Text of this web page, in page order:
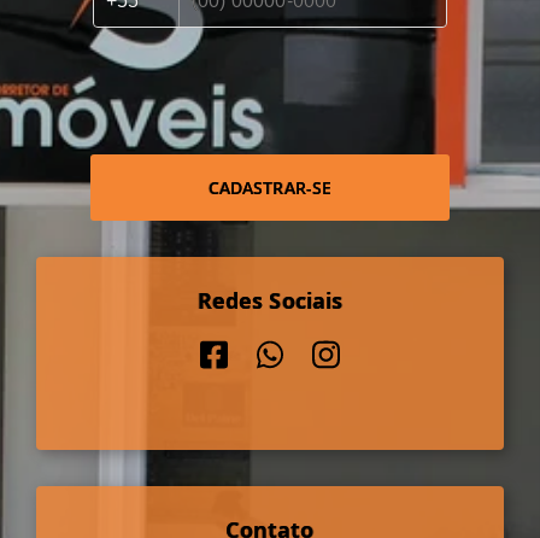
CADASTRAR-SE
Redes Sociais
Contato